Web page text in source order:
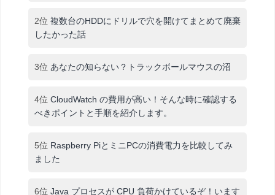
2位 複数台のHDDにドリルで穴を開けてまとめて廃棄
したかった話
3位 あなたの知らない？トラックボールマウスの沼
4位 CloudWatch の費用が高い！そんな時に確認する
べきポイントと手順を紹介します。
5位 Raspberry PiとミニPCの消費電力を比較してみ
ました
6位 Java プロセスが CPU 負荷かけているぞ！います